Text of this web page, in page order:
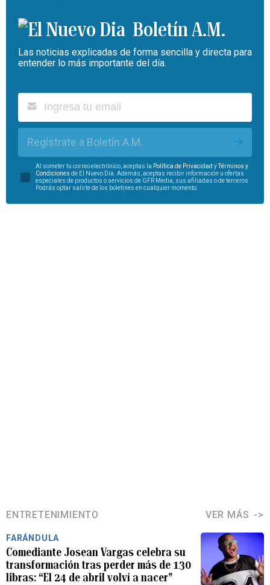
Boletín A.M.
Las noticias explicadas de forma sencilla y directa para
entender lo más importante del día.
Regístrate a Boletín A.M.
Al someter tu correo electrónico, aceptas la Política de Privacidad yTérminos y
Condiciones de El Nuevo Día. Además, aceptas recibir información u ofertas
especiales de productos o servicios de GFR Media, sus afiliadas o de terceros.
Podrás optar salirte de los boletines en cualquier momento.
ENTRETENIMIENTO VER MÁS
FARÁNDULA
Comediante Josean Vargas celebra su
transformación tras perder más de 130
libras: “El 24 de abril volví a nacer”